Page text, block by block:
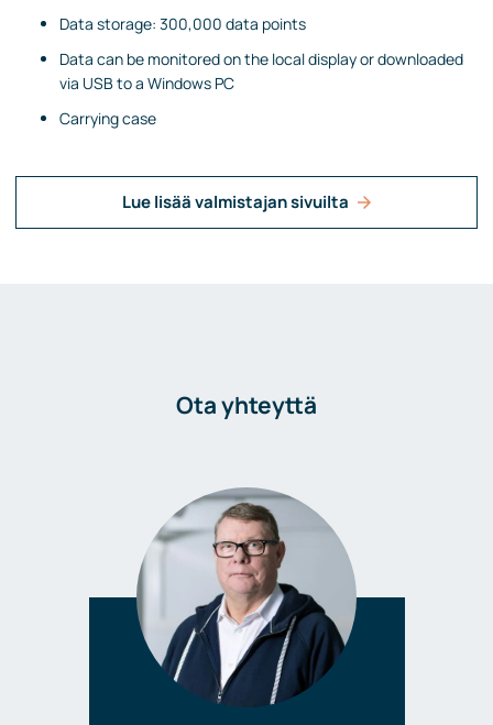
Data storage: 300,000 data points
Data can be monitored on the local display or downloaded
via USB to a Windows PC
Carrying case
Lue lisää valmistajan sivuilta
Ota yhteyttä